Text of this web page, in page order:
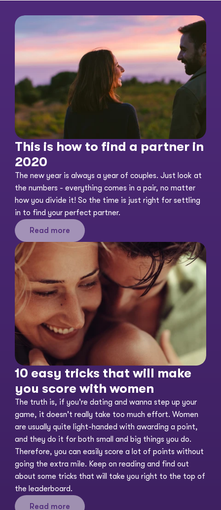
This is how to find a partner in
2020
The new year is always a year of couples. Just look at
the numbers - everything comes in a pair, no matter
how you divide it! So the time is just right for settling
in to find your perfect partner.
Read more
10 easy tricks that will make
you score with women
The truth is, if you're dating and wanna step up your
game, it doesn't really take too much effort. Women
are usually quite light-handed with awarding a point,
and they do it for both small and big things you do.
Therefore, you can easily score a lot of points without
going the extra mile. Keep on reading and find out
about some tricks that will take you right to the top of
the leaderboard.
Read more